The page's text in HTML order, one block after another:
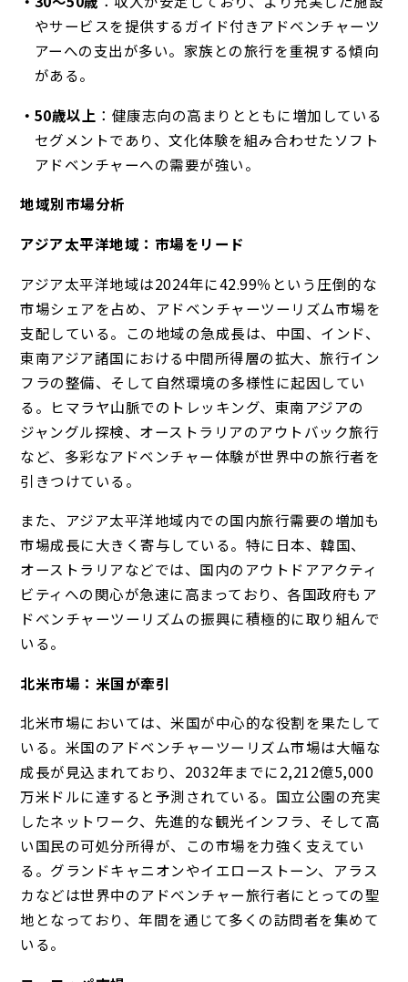
やサービスを提供するガイド付きアドベンチャーツ
アーへの支出が多い。家族との旅行を重視する傾向
がある。
50歳以上 ：健康志向の高まりとともに増加している
セグメントであり、文化体験を組み合わせたソフト
アドベンチャーへの需要が強い。
地域別市場分析
アジア太平洋地域：市場をリード
アジア太平洋地域は2024年に42.99％という圧倒的な
市場シェアを占め、アドベンチャーツーリズム市場を
支配している。この地域の急成長は、中国、インド、
東南アジア諸国における中間所得層の拡大、旅行イン
フラの整備、そして自然環境の多様性に起因してい
る。ヒマラヤ山脈でのトレッキング、東南アジアの
ジャングル探検、オーストラリアのアウトバック旅行
など、多彩なアドベンチャー体験が世界中の旅行者を
引きつけている。
また、アジア太平洋地域内での国内旅行需要の増加も
市場成長に大きく寄与している。特に日本、韓国、
オーストラリアなどでは、国内のアウトドアアクティ
ビティへの関心が急速に高まっており、各国政府もア
ドベンチャーツーリズムの振興に積極的に取り組んで
いる。
北米市場：米国が牽引
北米市場においては、米国が中心的な役割を果たして
いる。米国のアドベンチャーツーリズム市場は大幅な
成長が見込まれており、2032年までに2,212億5,000
万米ドルに達すると予測されている。国立公園の充実
したネットワーク、先進的な観光インフラ、そして高
い国民の可処分所得が、この市場を力強く支えてい
る。グランドキャニオンやイエローストーン、アラス
カなどは世界中のアドベンチャー旅行者にとっての聖
地となっており、年間を通じて多くの訪問者を集めて
いる。